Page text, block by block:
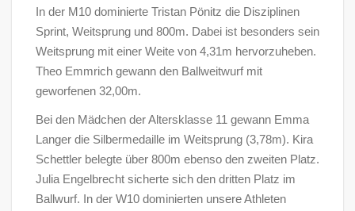
In der M10 dominierte Tristan Pönitz die Disziplinen
Sprint, Weitsprung und 800m. Dabei ist besonders sein
Weitsprung mit einer Weite von 4,31m hervorzuheben.
Theo Emmrich gewann den Ballweitwurf mit
geworfenen 32,00m.
Bei den Mädchen der Altersklasse 11 gewann Emma
Langer die Silbermedaille im Weitsprung (3,78m). Kira
Schettler belegte über 800m ebenso den zweiten Platz.
Julia Engelbrecht sicherte sich den dritten Platz im
Ballwurf. In der W10 dominierten unsere Athleten